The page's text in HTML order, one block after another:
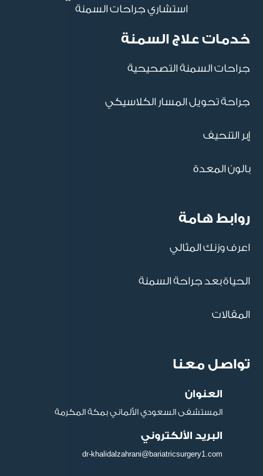
تواصل معنا
العنوان
المستشفى السعودي الألماني بمكة المكرمة
البريد الألكتروني
dr-khalidalzahrani@bariatricsurgery1.com
روابط هامة
اعرف وزنك المثالي
الحياة بعد جراحة السمنة
المقالات
خدمات علاج السمنة
جراحات السمنة التصحيحية
جراحة تحويل المسار الكلاسيكي
إبر التنحيف
بالون المعدة
استشاري جراحات السمنة